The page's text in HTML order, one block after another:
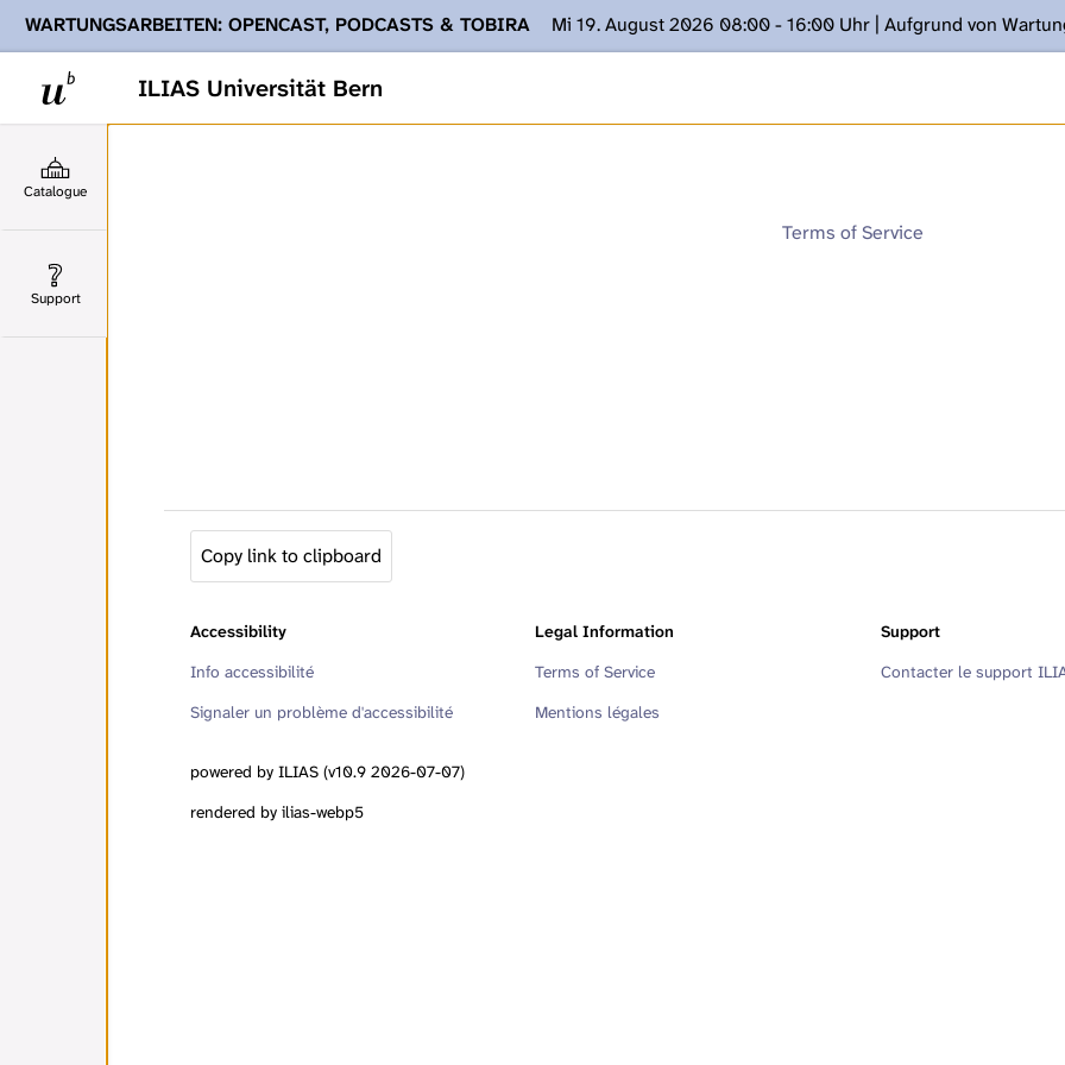
ILIAS Universität Bern
WARTUNGSARBEITEN: OPENCAST, PODCASTS & TOBIRA
Mi 19. August 2026 08:00 - 16:00 Uhr | Aufgrund von
Ihnen Podcasts, Opencast-Videos und Tobira nicht zur Verfügung stehen. Kontakt: www.podcast.unibe.ch
Catalogue
Support
Terms of Service
Copy link to clipboard
Accessibility
Info accessibilité
Signaler un problème d'accessibilité
Legal Information
Terms of Service
Mentions légales
Support
Contacter le support
powered by ILIAS (v10.9 2026-07-07)
rendered by ilias-webp5